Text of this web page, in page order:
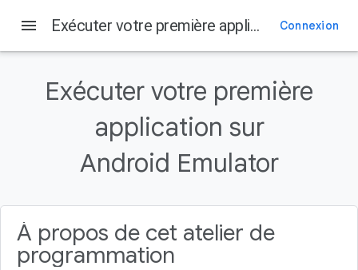
1. Avant de commencer
Prérequis
Objectifs de l'atelier
Ce dont vous avez besoin
menu Exécuter votre première application sur Android Emulator Connexion
Exécuter votre première
application sur
Android Emulator
À propos de cet atelier de
programmation